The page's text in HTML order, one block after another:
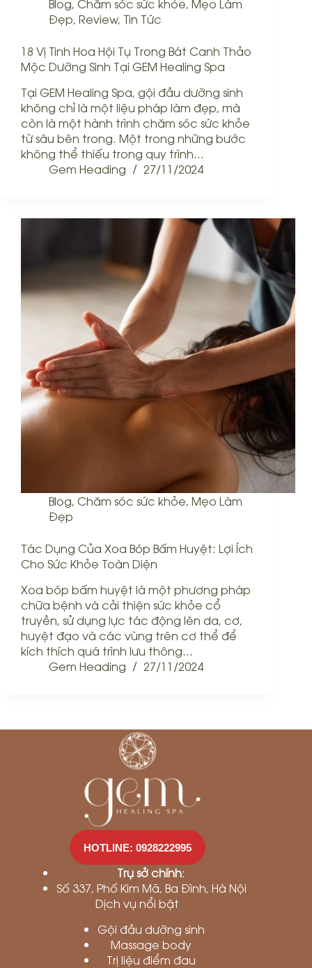
Blog, Chăm sóc sức khỏe, Mẹo Làm
Đẹp, Review, Tin Tức
18 Vị Tinh Hoa Hội Tụ Trong Bát Canh Thảo
Mộc Dưỡng Sinh Tại GEM Healing Spa
Tại GEM Healing Spa, gội đầu dưỡng sinh
không chỉ là một liệu pháp làm đẹp, mà
còn là một hành trình chăm sóc sức khỏe
từ sâu bên trong. Một trong những bước
không thể thiếu trong quy trình…
Gem Heading
27/11/2024
Blog, Chăm sóc sức khỏe, Mẹo Làm
Đẹp
Tác Dụng Của Xoa Bóp Bấm Huyệt: Lợi Ích
Cho Sức Khỏe Toàn Diện
Xoa bóp bấm huyệt là một phương pháp
chữa bệnh và cải thiện sức khỏe cổ
truyền, sử dụng lực tác động lên da, cơ,
huyệt đạo và các vùng trên cơ thể để
kích thích quá trình lưu thông…
Gem Heading
27/11/2024
HOTLINE: 0928222995
Trụ sở chính:
Số 337, Phố Kim Mã, Ba Đình, Hà Nội
Dịch vụ nổi bật
Gội đầu dưỡng sinh
Massage body
Trị liệu điểm đau